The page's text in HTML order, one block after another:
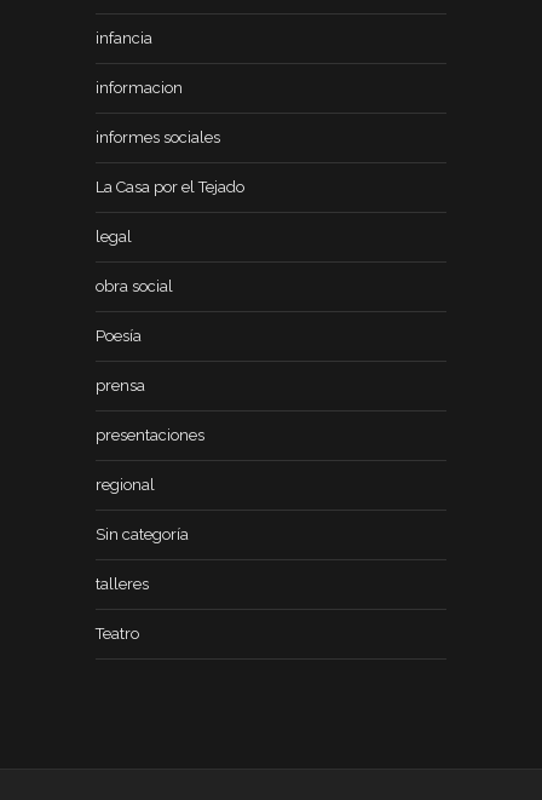
infancia
informacion
informes sociales
La Casa por el Tejado
legal
obra social
Poesía
prensa
presentaciones
regional
Sin categoría
talleres
Teatro